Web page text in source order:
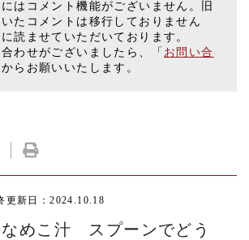
はコメント機能がございません。旧
たコメントは移行しておりません
読ませていただいております。
わせがございましたら、「 お問い合
からお願いいたします。
更新日：2024.10.18
めこ汁 スプーンでどう